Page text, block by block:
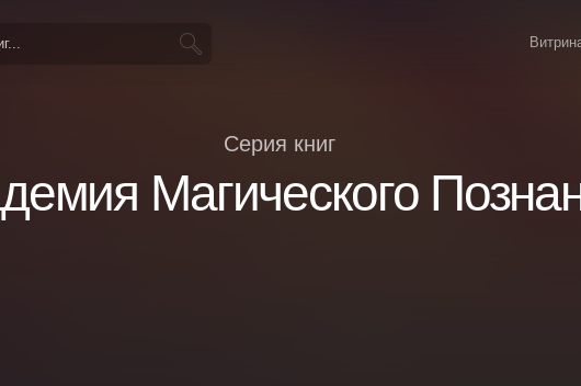
Серия книг
Магического